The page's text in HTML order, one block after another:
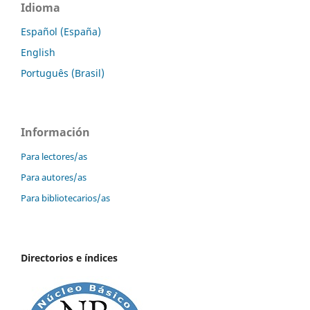
Idioma
Español (España)
English
Português (Brasil)
Información
Para lectores/as
Para autores/as
Para bibliotecarios/as
Directorios e índices